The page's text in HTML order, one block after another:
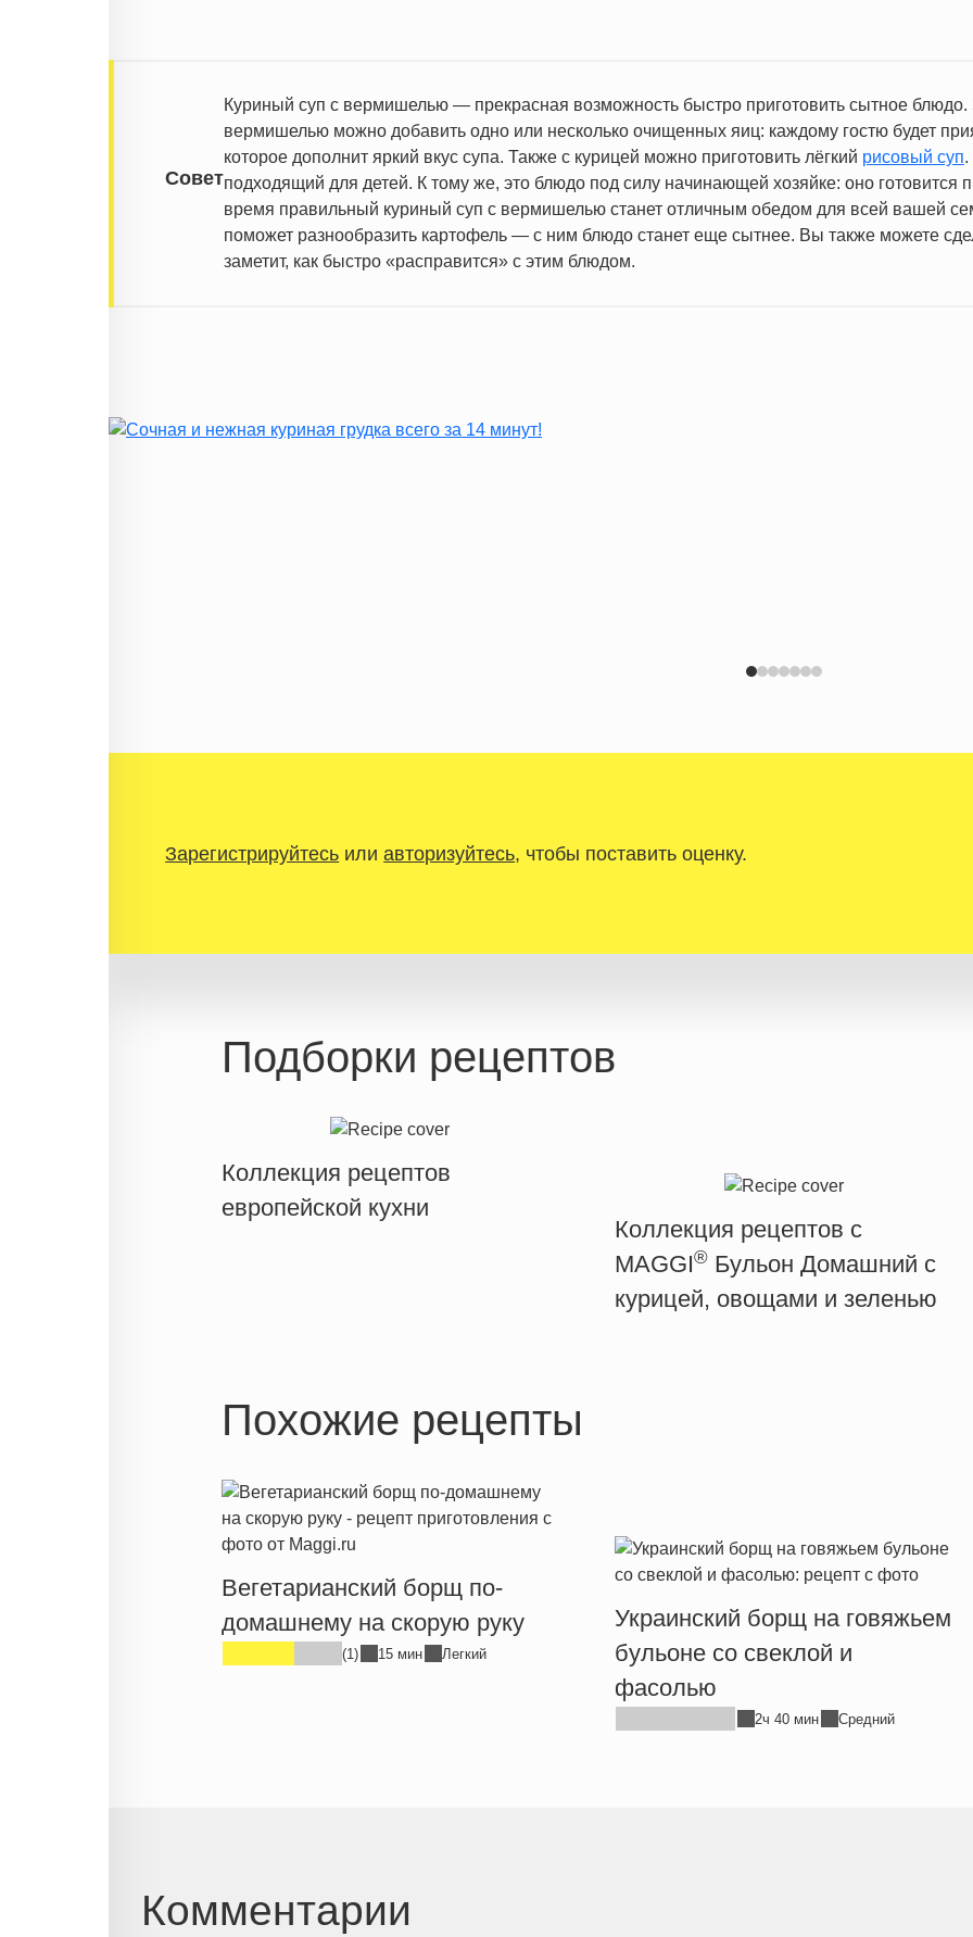
Совет
Куриный суп с вермишелью — прекрасная возможность быстро приготовить сытное блюдо.
вермишелью можно добавить одно или несколько очищенных яиц: каждому гостю будет
которое дополнит яркий вкус супа. Также с курицей можно приготовить лёгкий рисовый суп
подходящий для детей. К тому же, это блюдо под силу начинающей хозяйке: оно
время правильный куриный суп с вермишелью станет отличным обедом для всей вашей
поможет разнообразить картофель — с ним блюдо станет еще сытнее. Вы также можете
заметит, как быстро «расправится» с этим блюдом.
Зарегистрируйтесьили авторизуйтесь, чтобы поставить оценку.
Подборки рецептов
Коллекция рецептов
европейской кухни
Коллекция рецептов с
MAGGI® Бульон Домашний с
курицей, овощами и зеленью
Похожие рецепты
Вегетарианский борщ по-
домашнему на скорую руку
(1) 15 мин Легкий
Украинский борщ на говяжьем
бульоне со свеклой и
фасолью
2ч 40 мин Средний
Комментарии